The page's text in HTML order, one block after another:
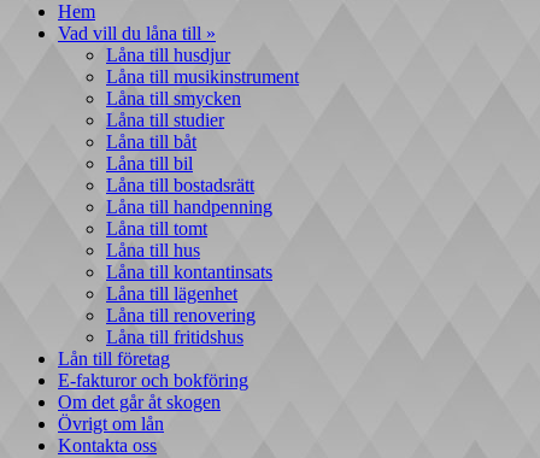
Hem
Vad vill du låna till »
Låna till husdjur
Låna till musikinstrument
Låna till smycken
Låna till studier
Låna till båt
Låna till bil
Låna till bostadsrätt
Låna till handpenning
Låna till tomt
Låna till hus
Låna till kontantinsats
Låna till lägenhet
Låna till renovering
Låna till fritidshus
Lån till företag
E-fakturor och bokföring
Om det går åt skogen
Övrigt om lån
Kontakta oss